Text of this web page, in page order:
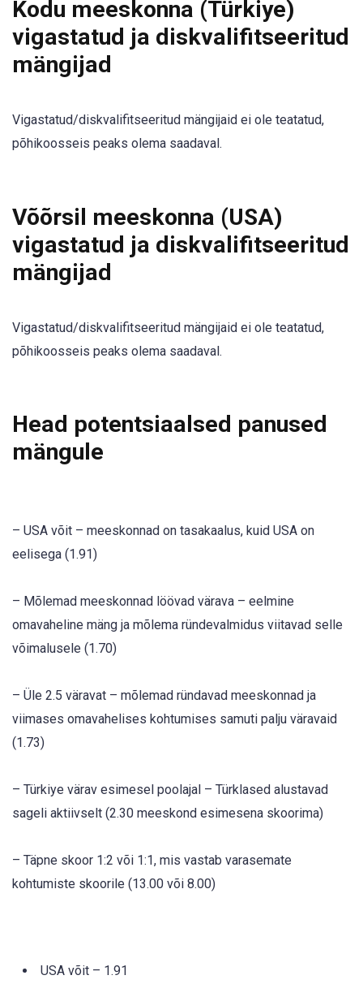
Kodu meeskonna (Türkiye)
vigastatud ja diskvalifitseeritud
mängijad
Vigastatud/diskvalifitseeritud mängijaid ei ole teatatud,
põhikoosseis peaks olema saadaval.
Võõrsil meeskonna (USA)
vigastatud ja diskvalifitseeritud
mängijad
Vigastatud/diskvalifitseeritud mängijaid ei ole teatatud,
põhikoosseis peaks olema saadaval.
Head potentsiaalsed panused
mängule
– USA võit – meeskonnad on tasakaalus, kuid USA on
eelisega (1.91)
– Mõlemad meeskonnad löövad värava – eelmine
omavaheline mäng ja mõlema ründevalmidus viitavad selle
võimalusele (1.70)
– Üle 2.5 väravat – mõlemad ründavad meeskonnad ja
viimases omavahelises kohtumises samuti palju väravaid
(1.73)
– Türkiye värav esimesel poolajal – Türklased alustavad
sageli aktiivselt (2.30 meeskond esimesena skoorima)
– Täpne skoor 1:2 või 1:1, mis vastab varasemate
kohtumiste skoorile (13.00 või 8.00)
USA võit – 1.91